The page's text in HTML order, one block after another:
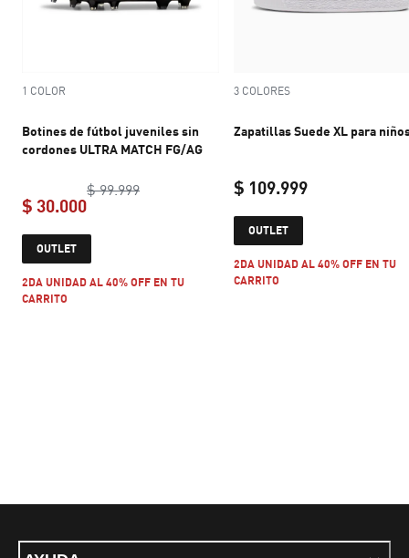
1 COLOR
Botines de fútbol juveniles sin
cordones ULTRA MATCH FG/AG
$ 99.999original price $ 99.999
$ 30.000
current price $ 30.000
OUTLET
2DA UNIDAD AL 40% OFF EN TU
CARRITO
3 COLORES
Zapatillas Suede XL para
$ 109.999
OUTLET
2DA UNIDAD AL 40% OFF EN TU
CARRITO